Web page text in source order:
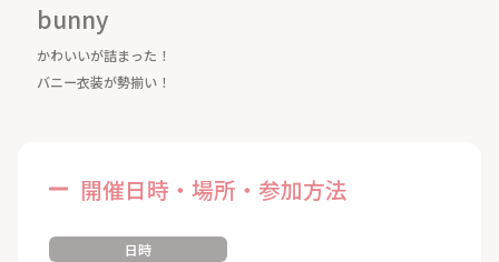
bunny
かわいいが詰まった！
バニー衣装が勢揃い！
開催日時・場所・参加方法
日時